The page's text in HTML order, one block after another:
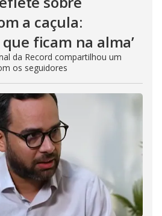
a caçula:
ficam na alma’
da Record compartilhou um
os seguidores